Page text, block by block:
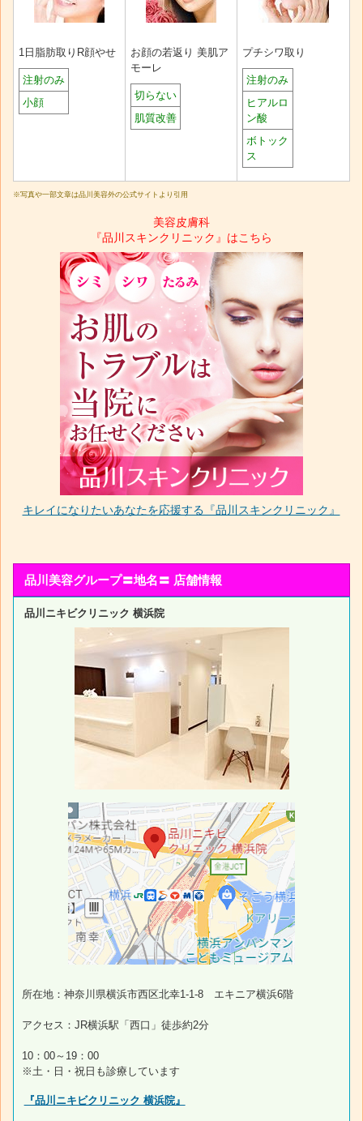
1日脂肪取りR顔やせ
注射のみ
小顔
お顔の若返り 美肌ア
モーレ
切らない
肌質改善
プチシワ取り
注射のみ
ヒアルロ
ン酸
ボトック
ス
※写真や一部文章は品川美容外の公式サイトより引用
美容皮膚科
『品川スキンクリニック』はこちら
キレイになりたいあなたを応援する『品川スキンクリニック』
品川美容グループ〓地名〓 店舗情報
品川ニキビクリニック 横浜院
所在地：神奈川県横浜市西区北幸1-1-8 エキニア横浜6階
アクセス：JR横浜駅「西口」徒歩約2分
10：00～19：00
※土・日・祝日も診療しています
『品川ニキビクリニック 横浜院』